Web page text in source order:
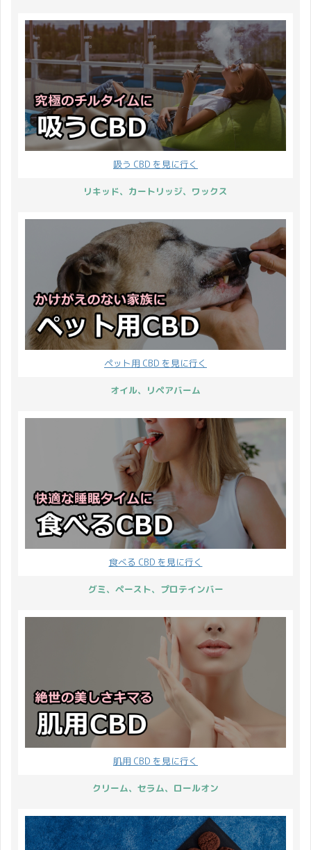
は多様化しています。 現
に CBDMANiA で取り扱
...
か？ そこで本記事ではそ
の摂取量に注目してご紹
介いたし ...
吸う CBD を見に行く
リキッド、カートリッジ、ワックス
ペット用 CBD を見に行く
オイル、リペアバーム
食べる CBD を見に行く
グミ、ペースト、プロテインバー
肌用 CBD を見に行く
クリーム、セラム、ロールオン